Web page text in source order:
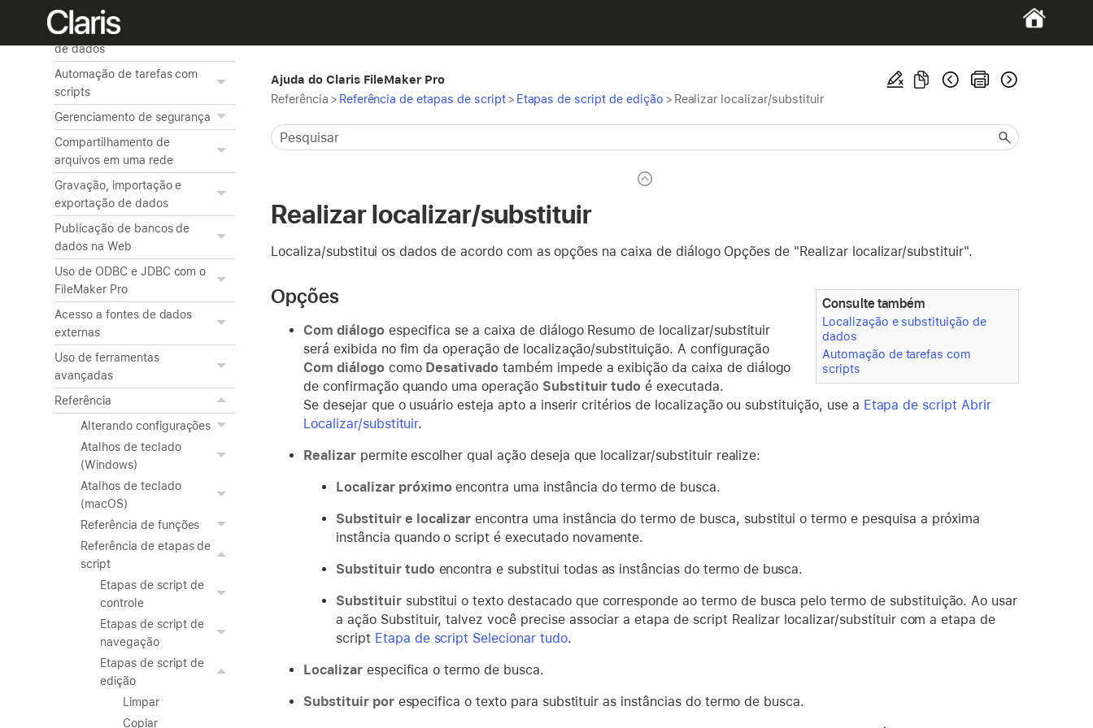
Criação de gráficos a partir
de dados
Automação de tarefas com
scripts
Gerenciamento de segurança
Compartilhamento de
arquivos em uma rede
Gravação, importação e
exportação de dados
Publicação de bancos de
dados na Web
Uso de ODBC e JDBC com o
FileMaker Pro
Acesso a fontes de dados
externas
Uso de ferramentas
avançadas
Referência
Alterando configurações
Atalhos de teclado
(Windows)
Atalhos de teclado
(macOS)
Referência de funções
Referência de etapas de
script
Etapas de script de
controle
Etapas de script de
navegação
Etapas de script de
edição
Limpar
Copiar
Ajuda do Claris FileMaker Pro
Referência > Referência de etapas de script> Etapas de script de edição > Realizar localizar/substituir
Realizar localizar/substituir
Localiza/substitui os dados de acordo com as opções na caixa de diálogo Opções de "Realizar localizar/substituir".
Consulte também
Localização e substituição de
dados
Automação de tarefas com
scripts
Opções
Com diálogoespecifica se a caixa de diálogo Resumo de localizar/substituir
será exibida no fim da operação de localização/substituição. A configuração
Com diálogocomo Desativado também impede a exibição da caixa de diálogo
de confirmação quando uma operação Substituir tudo é executada.
Se desejar que o usuário esteja apto a inserir critérios de localização ou substituição, use a Etapa de script Abrir
Localizar/substituir.
Realizarpermite escolher qual ação deseja que localizar/substituir realize:
Localizar próximoencontra uma instância do termo de busca.
Substituir e localizar encontra uma instância do termo de busca, substitui o termo e pesquisa a próxima
instância quando o script é executado novamente.
Substituir tudoencontra e substitui todas as instâncias do termo de busca.
Substituirsubstitui o texto destacado que corresponde ao termo de busca pelo termo de substituição. Ao usar
a ação Substituir, talvez você precise associar a etapa de script Realizar localizar/substituir com a etapa de
script Etapa de script Selecionar tudo.
Localizarespecifica o termo de busca.
Substituir porespecifica o texto para substituir as instâncias do termo de busca.